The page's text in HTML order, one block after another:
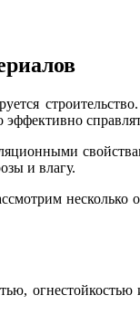
и влагу.
несколько